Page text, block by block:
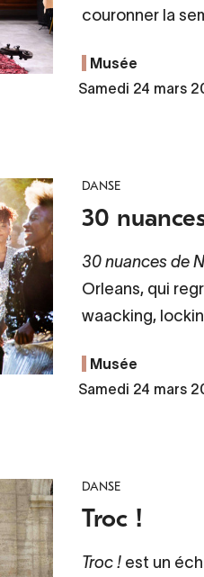
couronner la
Musée
Samedi 24 mars
DANSE
30
30 nuances de
Orleans, qui
waacking,
Musée
Samedi 24 mars
DANSE
Troc !
Troc ! est un